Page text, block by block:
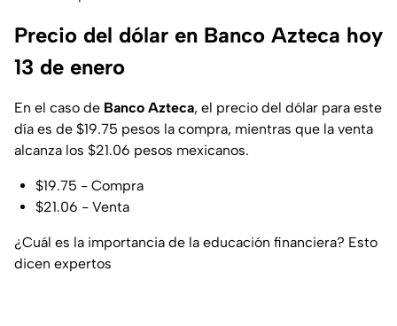
Precio del dólar en Banco Azteca hoy
13 de enero
En el caso de Banco Azteca, el precio del dólar para este
día es de $19.75 pesos la compra, mientras que la venta
alcanza los $21.06 pesos mexicanos.
$19.75 - Compra
$21.06 - Venta
¿Cuál es la importancia de la educación financiera? Esto
dicen expertos